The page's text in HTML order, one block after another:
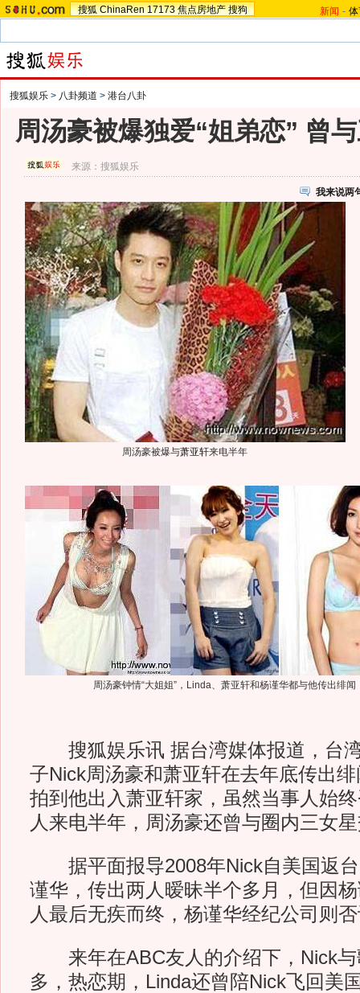
搜狐 ChinaRen 17173 焦点房地产 搜狗 新闻 -
搜狐娱乐 > 八卦频道 > 港台八卦
周汤豪被爆独爱“姐弟恋” 曾
来源：搜狐娱乐
我来说两
周汤豪被爆与萧亚轩来电半年
周汤豪钟情“大姐姐”，Linda、萧亚轩和杨谨华都与他传出绯闻
搜狐娱乐讯 据台湾媒体报道，台
子Nick周汤豪和萧亚轩在去年底传出
拍到他出入萧亚轩家，虽然当事人始
人来电半年，周汤豪还曾与圈内三女
据平面报导2008年Nick自美国返台
谨华，传出两人暧昧半个多月，但因
人最后无疾而终，杨谨华经纪公司则
来年在ABC友人的介绍下，Nick与
多，热恋期，Linda还曾陪Nick飞回美